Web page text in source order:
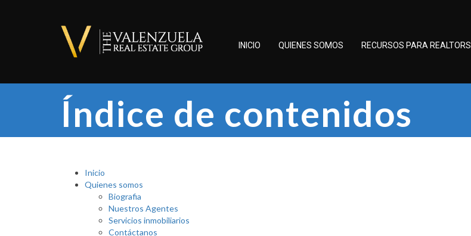
INICIO QUIENES SOMOS RECURSOS PARA REALTORS
Índice de contenidos
Inicio
Quienes somos
Biografia
Nuestros Agentes
Servicios inmobiliarios
Contáctanos